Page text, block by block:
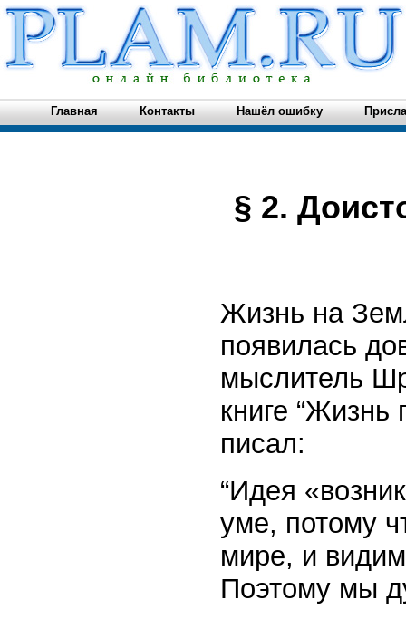
Главная Контакты Нашёл ошибку
§ 2.
Жизнь на
появилась
мыслитель
книге “Жизнь
писал:
“Идея
уме, потому
мире, и
Поэтому мы